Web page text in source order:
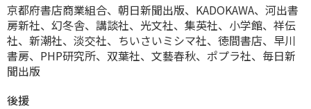
京都府書店商業組合、 朝日新聞出版、KADOKAWA、河出書
房新社、幻冬舎、講談社、光文社、集英社、小学館、祥伝
社、新潮社、淡交社、ちいさいミシマ社、徳間書店、早川
書房、PHP研究所、双葉社、文藝春秋、ポプラ社、毎日新
聞出版
後援